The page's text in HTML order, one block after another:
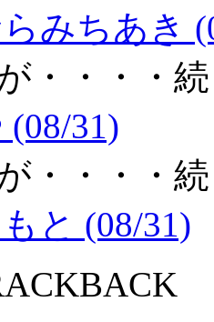
みちあき
・・・・
31)
・・・・
と (08/31)